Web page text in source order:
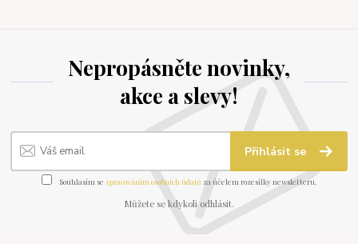
Nepropásněte novinky,
akce a slevy!
Přihlásit se
Souhlasím se zpracováním osobních údajů za účelem rozesílky newsletteru.
Můžete se kdykoli odhlásit.